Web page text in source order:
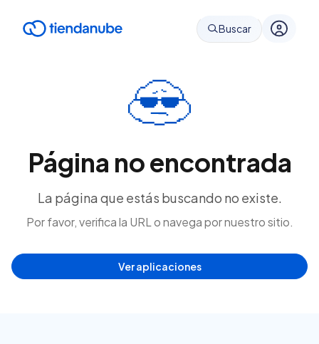
Buscar
Página no encontrada
La página que estás buscando no existe.
Por favor, verifica la URL o navega por nuestro sitio.
Ver aplicaciones